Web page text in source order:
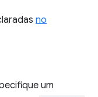
no
um